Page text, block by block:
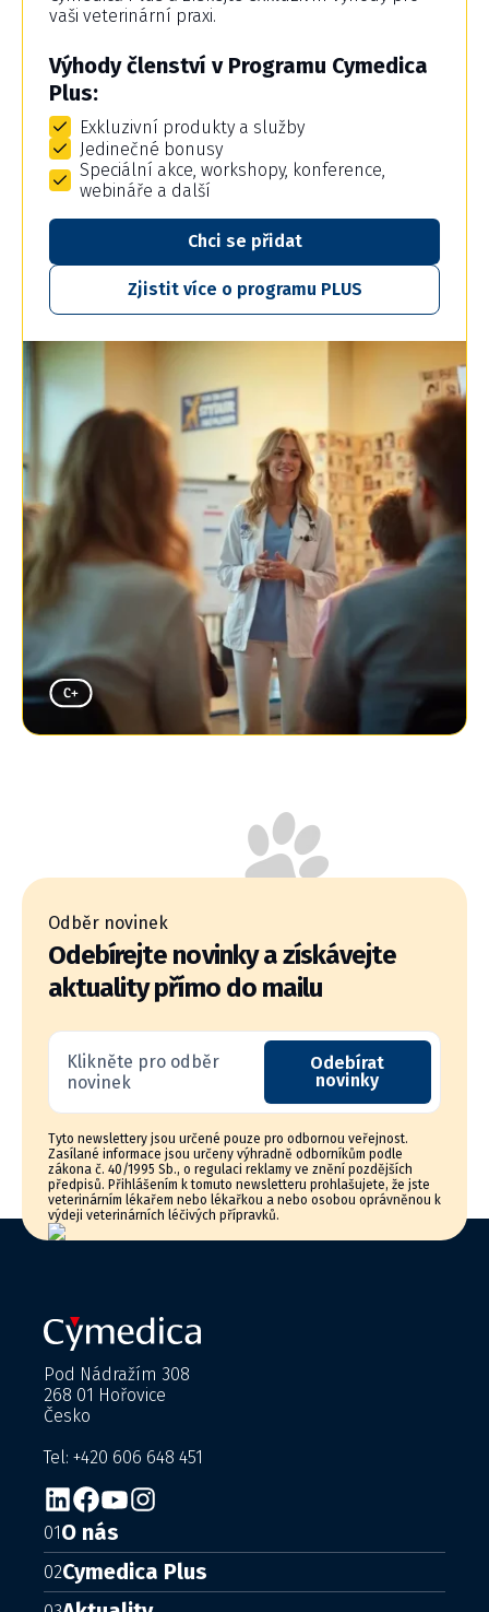
vaši veterinární praxi.
Výhody členství v Programu Cymedica
Plus:
Exkluzivní produkty a služby
Jedinečné bonusy
Speciální akce, workshopy, konference,
webináře a další
Chci se přidat
Zjistit více o programu PLUS
Odběr novinek
Odebírejte novinky a získávejte
aktuality přímo do mailu
Klikněte pro odběr
novinek
Odebírat
novinky
Tyto newslettery jsou určené pouze pro odbornou veřejnost.
Zasílané informace jsou určeny výhradně odborníkům podle
zákona č. 40/1995 Sb., o regulaci reklamy ve znění pozdějších
předpisů. Přihlášením k tomuto newsletteru prohlašujete, že jste
veterinárním lékařem nebo lékařkou a nebo osobou oprávněnou k
výdeji veterinárních léčivých přípravků.
Pod Nádražím 308
268 01 Hořovice
Česko
Tel: +420 606 648 451
01O nás
02Cymedica Plus